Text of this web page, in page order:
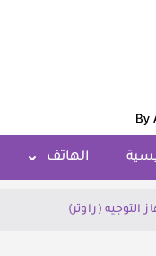
الهاتف
التوجيه (راوتر)